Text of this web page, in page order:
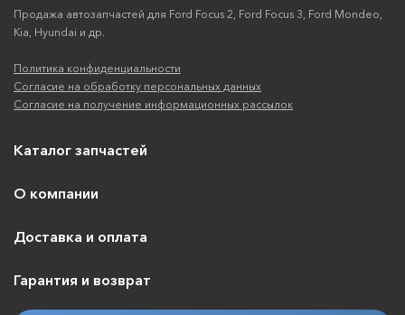
Продажа автозапчастей для Ford Focus 2, Ford Focus 3, Ford Mondeo,
Kia, Hyundai и др.
Политика конфиденциальности
Согласие на обработку персональных данных
Согласие на получение информационных рассылок
Каталог запчастей
О компании
Доставка и оплата
Гарантия и возврат